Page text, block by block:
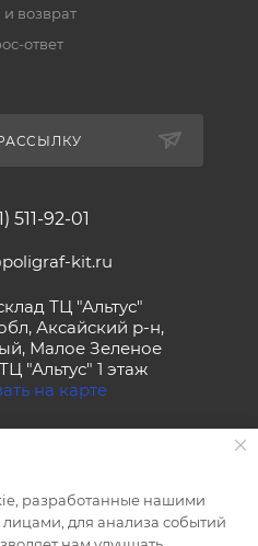
возврат
ответ
511-92-01
kit.ru
ТЦ "Альтус"
Аксайский р-н,
Малое Зеленое
"Альтус" 1 этаж
на карте
разработанные нашими
для анализа событий